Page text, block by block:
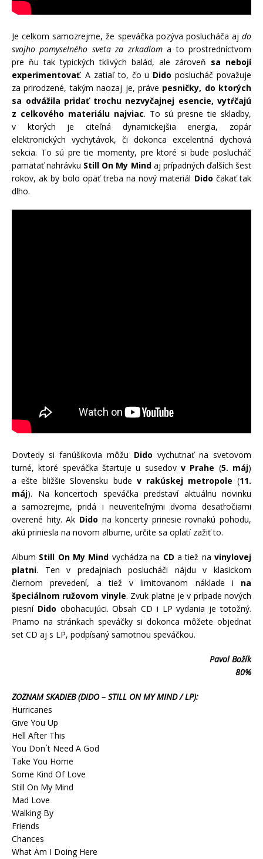
Je celkom samozrejme, že speváčka pozýva poslucháča aj do
svojho pomyselného sveta za zrkadloma to prostredníctvom
pre ňu tak typických tklivých balád, ale zároveň sa nebojí
experimentovať. A zatiaľ to, čo u Dido poslucháč považuje
za prirodzené, takým naozaj je, práve pesničky, do ktorých
sa odvážila pridať trochu nezvyčajnej esencie, vytŕčajú
z celkového materiálu najviac. To sú presne tie skladby,
v ktorých je citeľná dynamickejšia energia, zopár
elektronických vychytávok, či dokonca excelentná dychová
sekcia. To sú pre tie momenty, pre ktoré si bude poslucháč
pamätať nahrávku Still On My Mindaj prípadných ďalších šesť
rokov, ak by bolo opäť treba na nový materiál Dido čakať tak
dlho.
Dovtedy si fanúšikovia môžu Dido vychutnať na svetovom
turné, ktoré speváčka štartuje u susedov v Prahe (5. máj)
a ešte bližšie Slovensku bude v rakúskej metropole (11.
máj). Na koncertoch speváčka predstaví aktuálnu novinku
a samozrejme, pridá i neuveriteľnými dvoma desaťročiami
overené hity. Ak Dido na koncerty prinesie rovnakú pohodu,
akú priniesla na novom albume, určite sa oplatí zažiť to.
Album Still On My Mind vychádza na CD a tiež navinylovej
platni. Ten v predajniach poslucháči nájdu v klasickom
čiernom prevedení, a tiež v limitovanom náklade i na
špeciálnom ružovom vinyle. Zvuk platne je v prípade nových
piesní Dido obohacujúci. Obsah CD i LP vydania je totožný.
Priamo na stránkach speváčky si dokonca môžete objednať
set CD aj s LP, podpísaný samotnou speváčkou.
Pavol Božík
80%
ZOZNAM SKADIEB (DIDO – STILL ON MY MIND / LP):
Hurricanes
Give You Up
Hell After This
You Don´t Need A God
Take You Home
Some Kind Of Love
Still On My Mind
Mad Love
Walking By
Friends
Chances
What Am I Doing Here